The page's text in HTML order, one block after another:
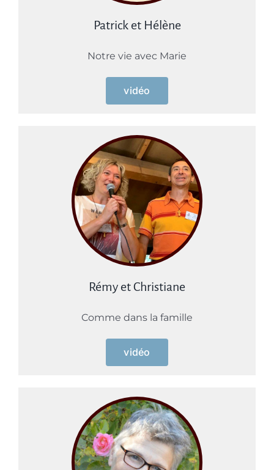
Patrick et Hélène
Notre vie avec Marie
vidéo
Rémy et Christiane
Comme dans la famille
vidéo